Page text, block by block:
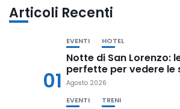
Articoli Recenti
01
EVENTI HOTEL
Notte di San Lorenzo:
perfette per vedere le
Agosto 2026
EVENTI TRENI